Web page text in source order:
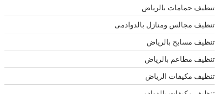
تنظيف حمامات بالرياض
تنظيف مجالس ومنازل بالدوادمى
تنظيف مسابح بالرياض
تنظيف مطاعم بالرياض
تنظيف مكيفات الرياض